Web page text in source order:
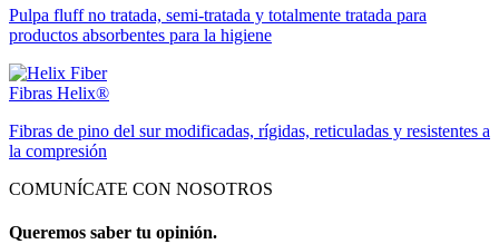
Pulpa fluff no tratada, semi-tratada y totalmente tratada para
productos absorbentes para la higiene
Fibras Helix®
Fibras de pino del sur modificadas, rígidas, reticuladas y resistentes a
la compresión
COMUNÍCATE CON NOSOTROS
Queremos saber tu opinión.